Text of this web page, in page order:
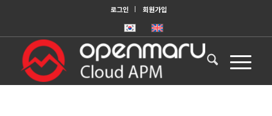
로그인 회원가입